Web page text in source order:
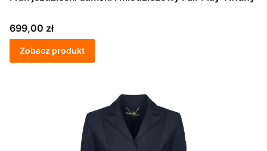
Cena
699,00 zł
Zobacz produkt